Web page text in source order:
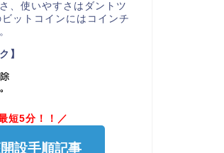
、使いやすさはダントツ
ットコインにはコインチ
】
短5分！！／
設手順記事